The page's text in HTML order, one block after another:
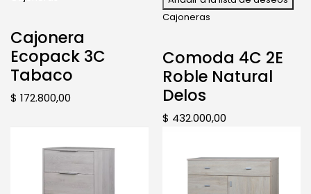
Cajonera
Ecopack 3C
Tabaco
$ 172.800,00
Cajoneras
Comoda 4C 2E
Roble Natural
Delos
$ 432.000,00